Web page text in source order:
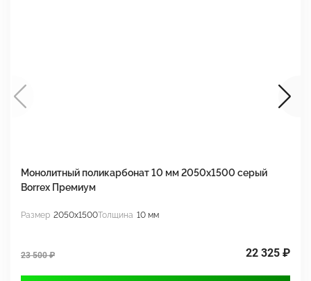
Монолитный поликарбонат 10 мм 2050х1500 серый
Borrex Премиум
Размер 2050x1500Толщина 10 мм
23 500 ₽ 22 325 ₽